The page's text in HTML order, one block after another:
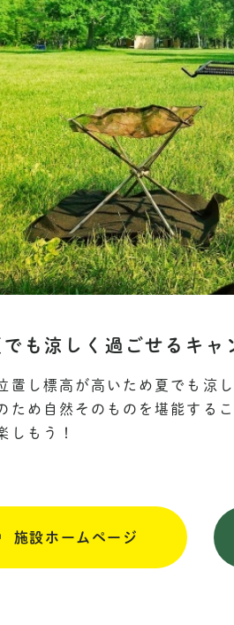
も涼しく過ごせるキャ
置し標高が高いため夏でも涼
ため自然そのものを堪能する
しもう！
施設ホームページ